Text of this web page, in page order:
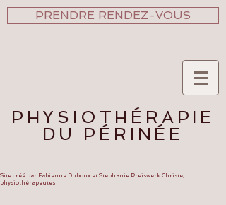
PRENDRE RENDEZ-VOUS
PHYSIOTHÉRAPIE
DU PÉRINÉE
Site créé par Fabienne Duboux et Stephanie Preiswerk Christe,
physiothérapeutes